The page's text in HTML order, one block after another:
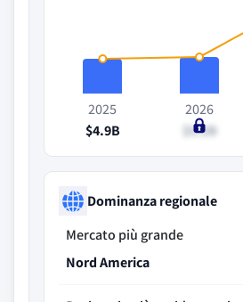
2025
$4.9B
2026
$5.2B
Dominanza regionale
Mercato più grande
Nord America